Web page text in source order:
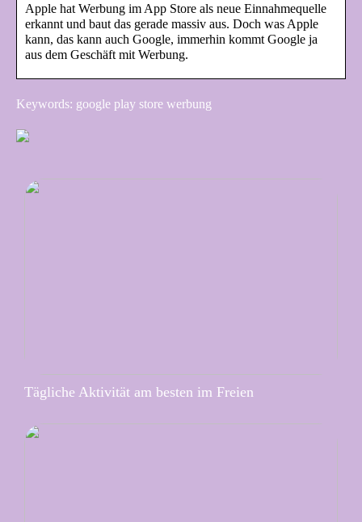
Apple hat Werbung im App Store als neue Einnahmequelle
erkannt und baut das gerade massiv aus. Doch was Apple
kann, das kann auch Google, immerhin kommt Google ja
aus dem Geschäft mit Werbung.
Keywords: google play store werbung
Tägliche Aktivität am besten im Freien